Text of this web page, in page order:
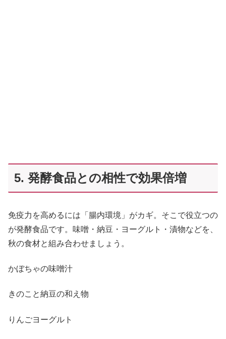
5. 発酵食品との相性で効果倍増
免疫力を高めるには「腸内環境」がカギ。そこで役立つの
が発酵食品です。味噌・納豆・ヨーグルト・漬物などを、
秋の食材と組み合わせましょう。
かぼちゃの味噌汁
きのこと納豆の和え物
りんごヨーグルト